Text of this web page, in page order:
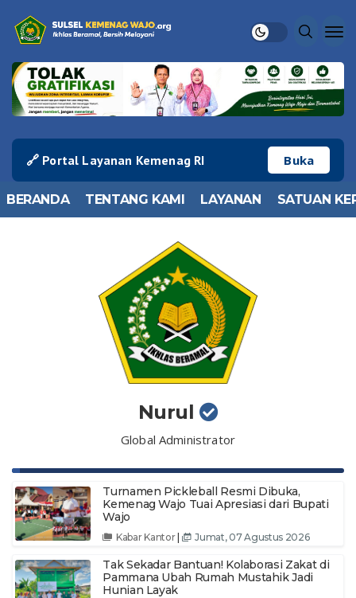
🔗 Portal Layanan Kemenag RI Buka
BERANDA TENTANG KAMI LAYANAN SATUAN
Nurul
Global Administrator
Turnamen Pickleball Resmi Dibuka,
Kemenag Wajo Tuai Apresiasi dari Bupati
Wajo
Kabar Kantor| Jumat, 07 Agustus 2026
Tak Sekadar Bantuan! Kolaborasi Zakat di
Pammana Ubah Rumah Mustahik Jadi
Hunian Layak